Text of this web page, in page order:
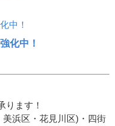
中！
化中！
ります！
美浜区・花見川区)・四街